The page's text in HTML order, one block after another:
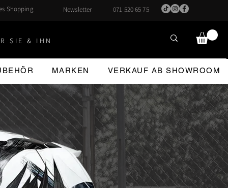
Shopping Newsletter 071 520 65 75
SIE & IHN
MARKEN VERKAUF AB SHOWROOM